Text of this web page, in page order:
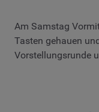
Am Samstag
Tasten gehauen
Vorstellungsrunde